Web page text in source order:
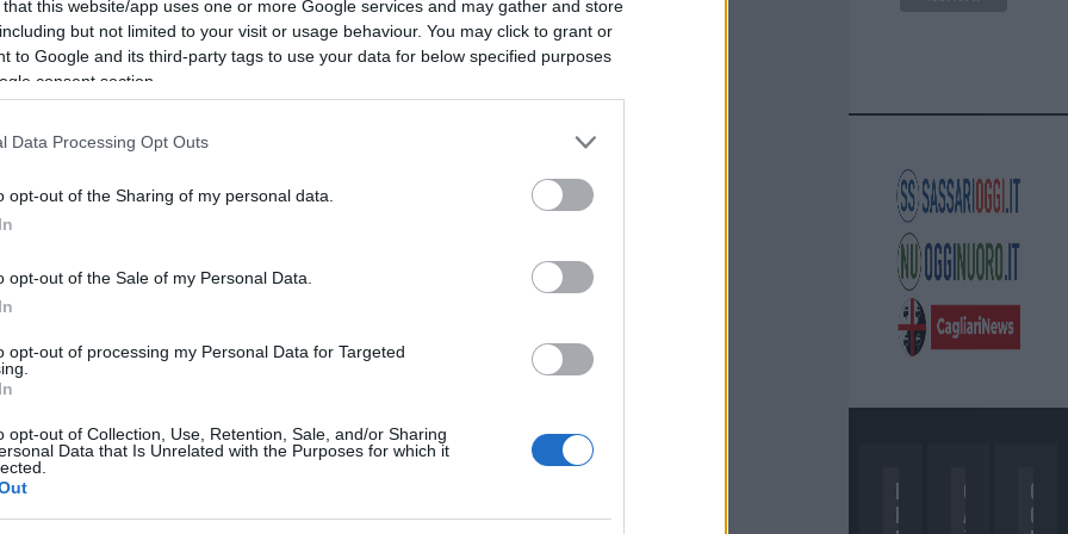
that this website/app uses one or more Google services and may gather and store
but not limited to your visit or usage behaviour. You may click to grant or
to Google and its third-party tags to use your data for below specified purposes
consent section.
Data Processing Opt Outs
opt-out of the Sharing of my personal data.
opt-out of the Sale of my Personal Data.
opt-out of processing my Personal Data for Targeted
opt-out of Collection, Use, Retention, Sale, and/or Sharing
Data that Is Unrelated with the Purposes for which it
mesecliccandoqui
nella sezione
D
I
C
A
C
O